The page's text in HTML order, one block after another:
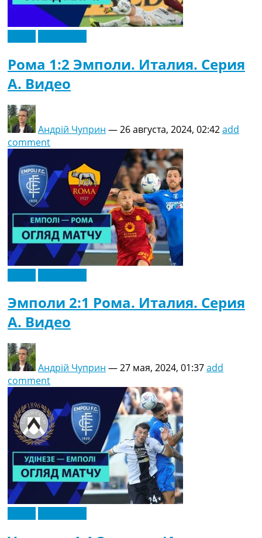
Рома 1:2 Эмполи. Италия. Серия
A. Видео
Андрій Чуприн —26 августа, 2024, 02:42add
comment
Эмполи 2:1 Рома. Италия. Серия
A. Видео
Андрій Чуприн —27 мая, 2024, 01:37add
comment